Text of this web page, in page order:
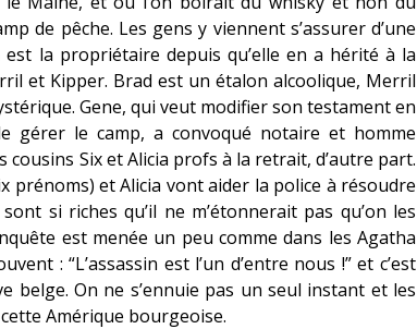
de pêche. Les gens y viennent s’assurer d’une
la propriétaire depuis qu’elle en a hérité à la
et Kipper. Brad est un étalon alcoolique, Merril
Gene, qui veut modifier son testament en
gérer le camp, a convoqué notaire et homme
Six et Alicia profs à la retrait, d’autre part.
prénoms) et Alicia vont aider la police à résoudre
si riches qu’il ne m’étonnerait pas qu’on les
est menée un peu comme dans les Agatha
: “L’assassin est l’un d’entre nous !” et c’est
belge. On ne s’ennuie pas un seul instant et les
Amérique bourgeoise.